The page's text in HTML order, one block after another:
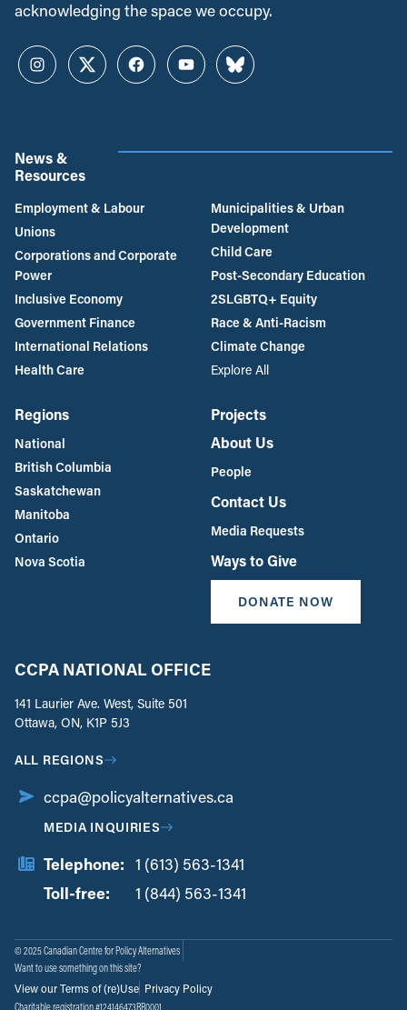
acknowledging the space we occupy.
InstagramTwitterFacebookYouTubeBluesky
News &
Resources
Employment & Labour
Unions
Corporations and Corporate
Power
Inclusive Economy
Government Finance
International Relations
Health Care
Municipalities & Urban
Development
Child Care
Post-Secondary Education
2SLGBTQ+ Equity
Race & Anti-Racism
Climate Change
Explore All
Regions
National
British Columbia
Saskatchewan
Manitoba
Ontario
Nova Scotia
Projects
About Us
People
Contact Us
Media Requests
Ways to Give
DONATE NOW
CCPA NATIONAL OFFICE
141 Laurier Ave. West, Suite 501
Ottawa, ON, K1P 5J3
ALL REGIONS
ccpa@policyalternatives.ca
MEDIA INQUIRIES
Telephone: 1 (613) 563-1341
Toll-free:
1 (844) 563-1341
© 2025 Canadian Centre for Policy Alternatives
Want to use something on this site?
View our Terms of (re)Use Privacy Policy
Charitable registration #124146473RR0001